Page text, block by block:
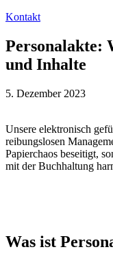
Kontakt
Personalakte:
und Inhalte
5. Dezember 2023
Unsere elektronisch
reibungslosen
Papierchaos beseitigt,
mit der Buchhaltung
Was ist